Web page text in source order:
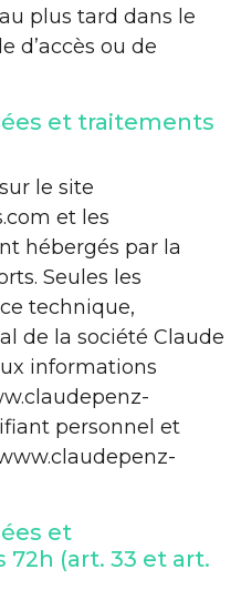
plus tard dans le
d’accès ou de
et traitements
le site
et les
hébergés par la
Seules les
technique,
de la société Claude
informations
personnel et
et
(art. 33 et art.